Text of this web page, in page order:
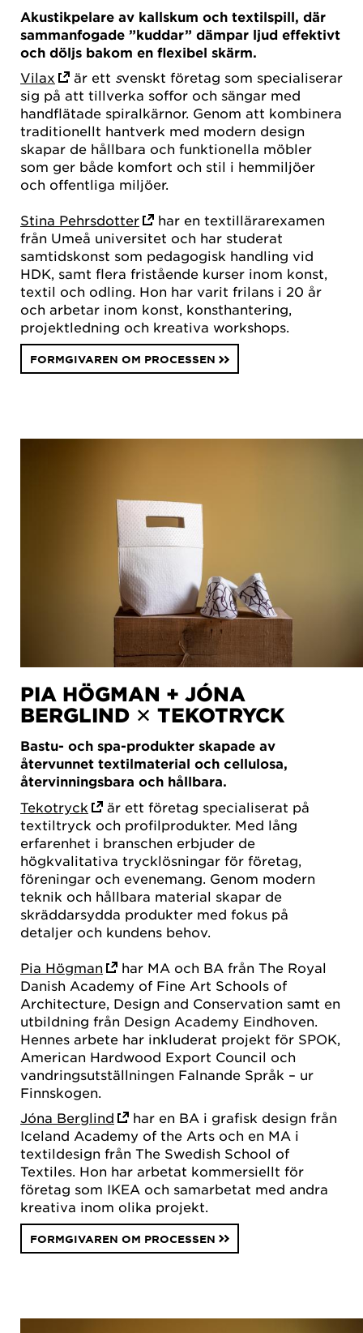
Akustikpelare av kallskum och textilspill, där
sammanfogade ”kuddar” dämpar ljud effektivt
och döljs bakom en flexibel skärm.
Vilax
är ett svenskt företag som specialiserar
sig på att tillverka soffor och sängar med
handflätade spiralkärnor. Genom att kombinera
traditionellt hantverk med modern design
skapar de hållbara och funktionella möbler
som ger både komfort och stil i hemmiljöer
och offentliga miljöer.
Stina Pehrsdotter
har en textillärarexamen
från Umeå universitet och har studerat
samtidskonst som pedagogisk handling vid
HDK, samt flera fristående kurser inom konst,
textil och odling. Hon har varit frilans i 20 år
och arbetar inom konst, konsthantering,
projektledning och kreativa workshops.
FORMGIVAREN OM PROCESSEN
PIA HÖGMAN + JÓNA
BERGLIND ✕ TEKOTRYCK
Bastu- och spa-produkter skapade av
återvunnet textilmaterial och cellulosa,
återvinningsbara och hållbara.
Tekotryck
är ett företag specialiserat på
textiltryck och profilprodukter. Med lång
erfarenhet i branschen erbjuder de
högkvalitativa trycklösningar för företag,
föreningar och evenemang. Genom modern
teknik och hållbara material skapar de
skräddarsydda produkter med fokus på
detaljer och kundens behov.
Pia Högman
har MA och BA från The Royal
Danish Academy of Fine Art Schools of
Architecture, Design and Conservation samt en
utbildning från Design Academy Eindhoven.
Hennes arbete har inkluderat projekt för SPOK,
American Hardwood Export Council och
vandringsutställningen Falnande Språk – ur
Finnskogen.
Jóna Berglind
har en BA i grafisk design från
Iceland Academy of the Arts och en MA i
textildesign från The Swedish School of
Textiles. Hon har arbetat kommersiellt för
företag som IKEA och samarbetat med andra
kreativa inom olika projekt.
FORMGIVAREN OM PROCESSEN